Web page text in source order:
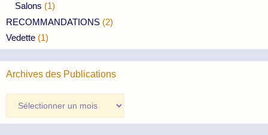
Salons (1)
RECOMMANDATIONS (2)
Vedette (1)
Archives des Publications
des
Publications